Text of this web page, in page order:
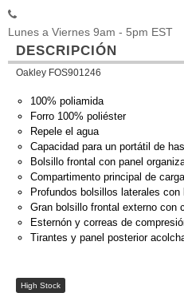
Lunes a Viernes 9am - 5pm EST
DESCRIPCIÓN
Oakley FOS901246
100% poliamida
Forro 100% poliéster
Repele el agua
Capacidad para un portátil de
Bolsillo frontal con panel
Compartimento principal de
Profundos bolsillos laterales
Gran bolsillo frontal externo con
Esternón y correas de
Tirantes y panel posterior
High Stock